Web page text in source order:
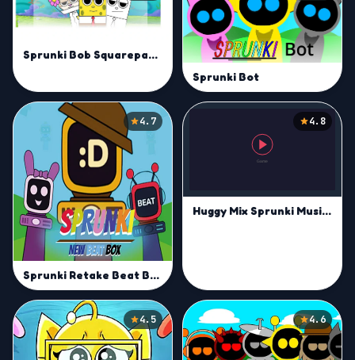
Sprunki Bob Squarepants Mod
Sprunki Bot
4.7
Sprunki Retake Beat Box
4.8
Huggy Mix Sprunki Music Box
4.5 4.6